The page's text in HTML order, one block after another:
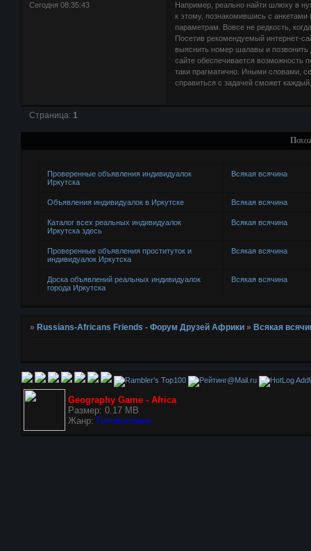
Сегодня 08:35:43
Например, реально найти шлюху в
к этому, познакомившись с
параметрам. Вовсе не редкость,
Посетив рекомендуемый интернет-
выяснить номер шалавы и позвонить
сайте обеспечивается возможность
таки прагматично. Иными словами,
справиться с задачей сможет
Страница: 1
Проверенные объявления индивидуалок
Иркутска
Всякая всячина
Объявления индивидуалок в Иркутске Всякая всячина
Каталог всех реальных индивидуалок
Иркутска здесь
Всякая всячина
Проверенные объявления проституток и
индивидуалок Иркутска
Всякая всячина
Доска объявлений реальных индивидуалок
города Иркутска
Всякая всячина
» Russians-Africans Friends - Форум Друзей Африки » Всякая
Geography Game - Africa
Размер: 0.17 MB
Жанр: Головоломки